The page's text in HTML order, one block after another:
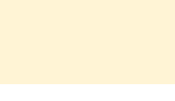
KUBĚNKA